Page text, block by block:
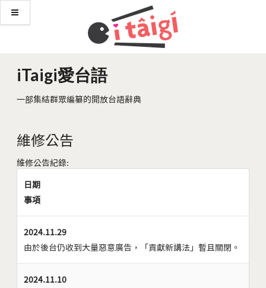
iTaigi愛台語
一部集結群眾編纂的開放台語辭典
維修公告
維修公告紀錄:
日期
事項
2024.11.29
由於後台仍收到大量惡意廣告，「貢獻新講法」暫且關閉。
2024.11.10